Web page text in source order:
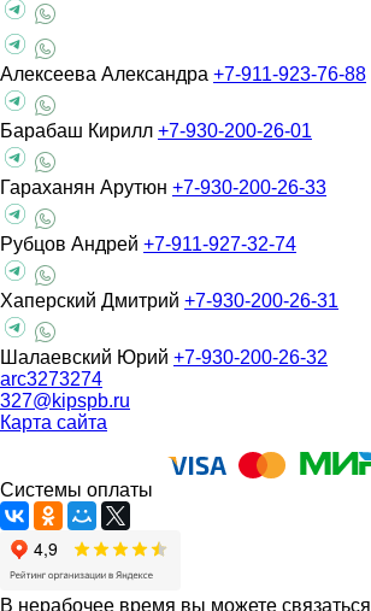
Алексеева Александра +7-911-923-76-88
Барабаш Кирилл +7-930-200-26-01
Гараханян Арутюн +7-930-200-26-33
Рубцов Андрей +7-911-927-32-74
Хаперский Дмитрий +7-930-200-26-31
Шалаевский Юрий +7-930-200-26-32
arc3273274
327@kipspb.ru
Карта сайта
Системы оплаты
В нерабочее время вы можете связаться